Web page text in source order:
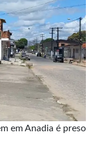
em Anadia é preso